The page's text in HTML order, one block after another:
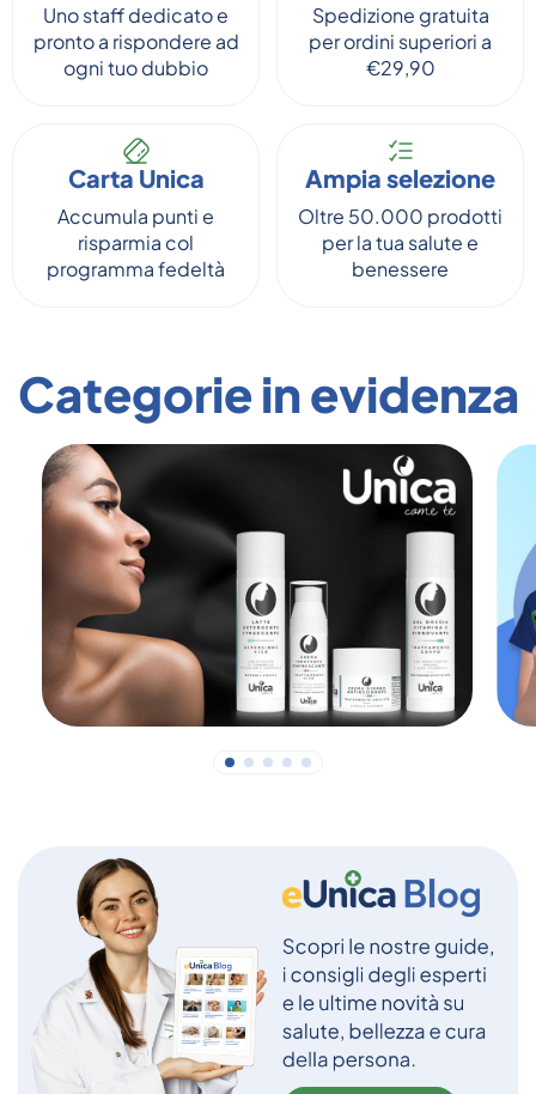
Uno staff dedicato e
pronto a rispondere ad
ogni tuo dubbio
Spedizione gratuita
per ordini superiori a
€29,90
Carta Unica
Accumula punti e
risparmia col
programma fedeltà
Ampia selezione
Oltre 50.000 prodotti
per la tua salute e
benessere
Categorie in evidenza